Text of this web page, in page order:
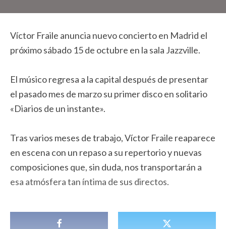
Víctor Fraile anuncia nuevo concierto en Madrid el
próximo sábado 15 de octubre en la sala Jazzville.
El músico regresa a la capital después de presentar
el pasado mes de marzo su primer disco en solitario
«Diarios de un instante».
Tras varios meses de trabajo, Víctor Fraile reaparece
en escena con un repaso a su repertorio y nuevas
composiciones que, sin duda, nos transportarán a
esa atmósfera tan íntima de sus directos.